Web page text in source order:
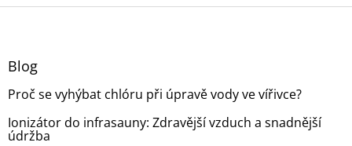
a
v
k
y
v
v
Z
Blog
Proč se vyhýbat chlóru při úpravě vody ve vířivce?
Ionizátor do infrasauny: Zdravější vzduch a snadnější
údržba